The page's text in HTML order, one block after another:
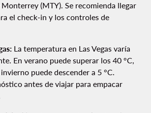
(MTY). Se recomienda llegar
el check-in y los controles de
La temperatura en Las Vegas varía
En verano puede superar los 40 °C,
puede descender a 5 °C.
antes de viajar para empacar